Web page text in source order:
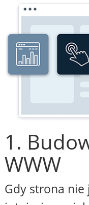
1.
WWW
Gdy strona